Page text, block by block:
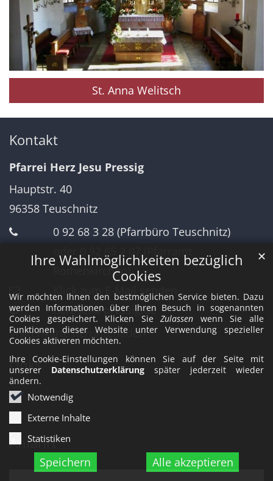
Ihre Wahlmöglichkeiten bezüglich
Cookies
Wir möchten Ihnen den bestmöglichen Service bieten. Dazu
werden Informationen über Ihren Besuch in sogenannten
Cookies gespeichert. Klicken SieZulassen wenn Sie alle
Funktionen dieser Website unter Verwendung spezieller
Cookies aktiveren möchten.
Ihre Cookie-Einstellungen können Sie auf der Seite mit
unserer Datenschutzerklärung später jederzeit wieder
ändern.
Notwendig
Externe Inhalte
Statistiken
Speichern Alle akzeptieren
✕
St. Anna Welitsch
Kontakt
Pfarrei Herz Jesu Pressig
Hauptstr. 40
96358 Teuschnitz
0 92 68 3 28 (Pfarrbüro Teuschnitz)
oder 0 92 65 2 07 (Pfarramt
Rothenkirchen)
Klick zum E-Mail senden
herz-jesu-pressig.de
Visitenkarte herunterladen
Links
Anfahrt